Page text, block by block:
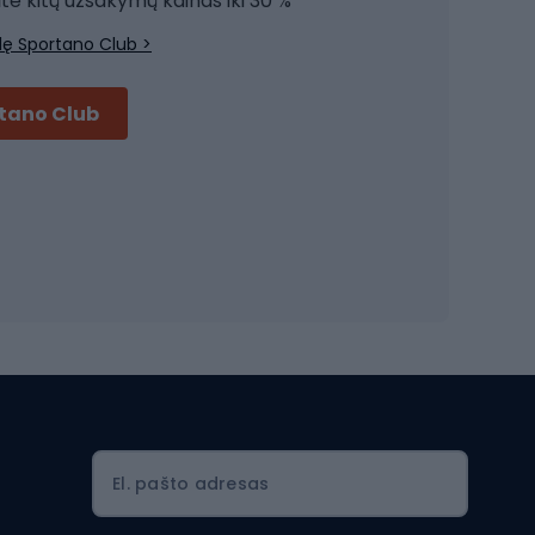
Ski touring slidės
Ski touring batai
Sportano Club >
Club
El. pašto adresas